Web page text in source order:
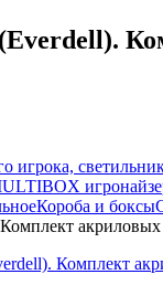
игрока,
Короба и боксы